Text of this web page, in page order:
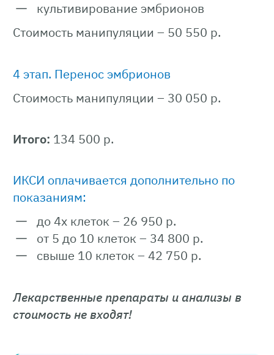
культивирование эмбрионов
Стоимость манипуляции – 50 550 р.
4 этап. Перенос эмбрионов
Стоимость манипуляции – 30 050 р.
Итого: 134 500 р.
ИКСИ оплачивается дополнительно по
показаниям:
до 4х клеток – 26 950 р.
от 5 до 10 клеток – 34 800 р.
свыше 10 клеток – 42 750 р.
Лекарственные препараты и анализы в
стоимость не входят!